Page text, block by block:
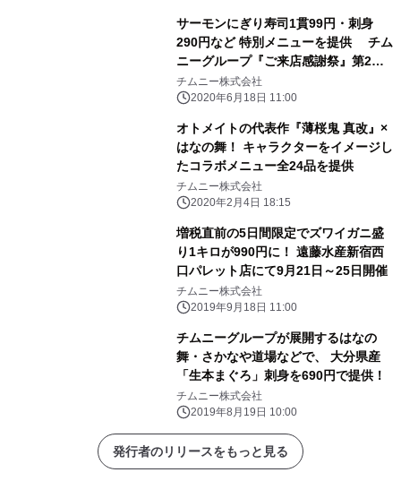
サーモンにぎり寿司1貫99円・刺身
290円など 特別メニューを提供 チム
ニーグループ『ご来店感謝祭』第2弾
が6/20から開催！
チムニー株式会社
2020年6月18日 11:00
オトメイトの代表作『薄桜鬼 真改』×
はなの舞！ キャラクターをイメージし
たコラボメニュー全24品を提供
チムニー株式会社
2020年2月4日 18:15
増税直前の5日間限定でズワイガニ盛
り1キロが990円に！ 遠藤水産新宿西
口パレット店にて9月21日～25日開催
チムニー株式会社
2019年9月18日 11:00
チムニーグループが展開するはなの
舞・さかなや道場などで、 大分県産
「生本まぐろ」刺身を690円で提供！
チムニー株式会社
2019年8月19日 10:00
発行者のリリースをもっと見る